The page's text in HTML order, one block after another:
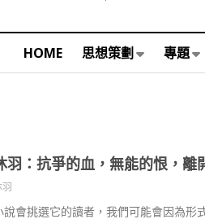
HOME 思想策劃 專題
羽：抗爭的血，無能的恨，離
羽
說會挑選它的讀者，我們可能會因為形